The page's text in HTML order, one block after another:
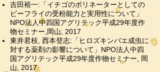
吉田裕一:「イチゴのポリネーターとしての
ビーフライの受粉能力と実用性について」
NPO法人中四国アグリテック平成29年度作
物セミナー,岡山, 2017
東井君枝, 西本登志:「ヒロズキンバエ成虫に
対する薬剤の影響について」NPO法人中四
国アグリテック平成29年度作物セミナー, 岡
山, 2017